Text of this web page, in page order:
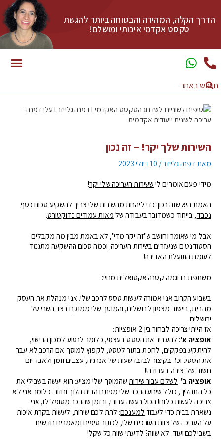
הדרך הקלה, המהירה והבטוחה ביותר להגשת
טקסט אקדמי איכותי ומושלם!
השירות שלך יקר! – זה נכון
מאת דפנה גלייזר/ 10 ביולי 2023
מידי פעם אומרים לי ששירות העריכה שלי יקר!
האמת היא שזה נכון: כדי ליהנות מהשירות שלי צריך להשקיע סכום כסף
נכבד, בייחוד כשמדובר בעבודה של מאות עמודים כדוקטורט.
אבל מי שאומר וחושב ש"זה יקר מדי", לא באמת מבין מה מקבלים
הסטודנטים שנעזרים בשירות העריכה, וכמה סכום ההשקעה מתגמד
לעומת התועלת האדירה!
משתפת בדוגמה קטנה אקטואלית מחיי:
בשבוע הקרוב אני אמורה לעשות טסט לרכב שלי. אני מנהלת את העסק
מהבית, ביישוב מצפון לירושלים, והמוסך שלי ממוקם בצד השני של
ירושלים.
אז הייתי צריכה לבחור בין 2 אופציות:
אופציה א': להעביר את הטסטבעצמי, כלומר לנסוע למכון הרישוי,
להיתקע בפקקים, לחכות בתור לטסט, לקפוץ למוסך אם הרכב לא עבר
את הטסט וכו'. בקיצור לבזבז שעות של אנרגיה, עצבים וזמן ולאבד יום
חשוב של יצירה בעבודה!!
אופציה ב': לשלם עבור שירותשהמוסך שלי מציע: הוא יעשה בשבילי את
כל התהליך, כולל שינוע הרכב שלי מפתח הבית הלוך וחזור. כלומר אני לא
צריכה לעשות כלום! הכול נעשה עבורי, ובזמן שהרכב מטופל לו, אני
נשארת בבית כדי לעבוד למענכם: לתת לכם שירות, לעשות בקרת איכות
על העריכה של צוות העורכים שלי, לכתוב טיפים ומאמרים חדשים
בשבילכם ועוד. לא שווה? לדעתי שווה כל שקל!